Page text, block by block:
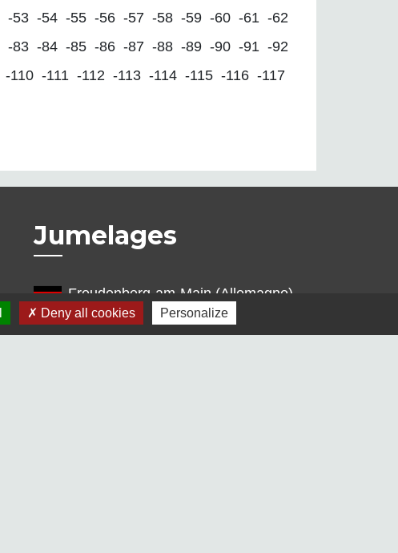
-53 -54 -55 -56 -57 -58 -59 -60 -61 -62
-83 -84 -85 -86 -87 -88 -89 -90 -91 -92
-110 -111 -112 -113 -114 -115 -116 -117
Jumelages
Freudenberg-am-Main (Allemagne)
Terras de Bouro (Portugal)
Deny all cookies Personalize